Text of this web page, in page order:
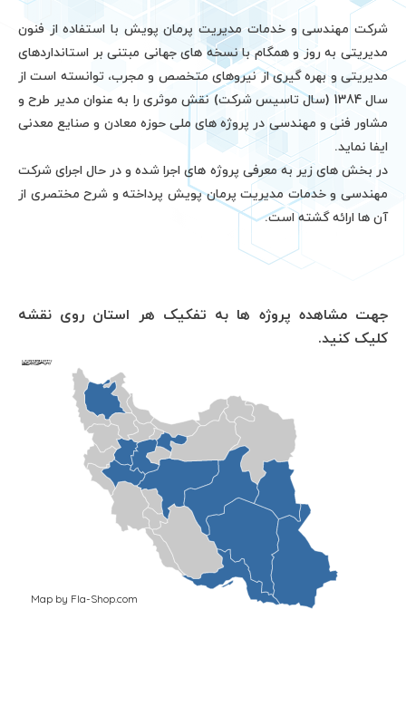
مهندسی و خدمات مدیریت پرمان پویش با استفاده از فنون
به روز و همگام با نسخه های جهانی مبتنی بر استانداردهای
و بهره گیری از نیروهای متخصص و مجرب، توانسته است از
سال 1384 (سال تاسیس شرکت) نقش موثری را به عنوان مدیر طرح و
فنی و مهندسی در پروژه های ملی حوزه معادن و صنایع معدنی
نماید.
های زیر به معرفی پروژه های اجرا شده و در حال اجرای شرکت
و خدمات مدیریت پرمان پویش پرداخته و شرح مختصری از
ارائه گشته است.
مشاهده پروژه ها به تفکیک هر استان روی نقشه
کنید.
البرز
البرز
اردبیل
اردبیل
بوشهر
بوشهر
چهار محال و بختیاری
چهار محال و بختیاری
آذربایجان شرقی
آذربایجان شرقی
اصفهان
اصفهان
فارس
فارس
گیلان
گیلان
گلستان
گلستان
همدان
همدان
هرمزگان
هرمزگان
کرمان
کرمان
کرمانشاه
کرمانشاه
خوزستان
خوزستان
کهکیلویه و بویراحمد
کهکیلویه و بویراحمد
کردستان
کردستان
لرستان
لرستان
مرکزی
مرکزی
مازندران
مازندران
خراسان شمالی
خراسان شمالی
قزوین
قزوین
خراسان رضوی
خراسان رضوی
سمنان
سمنان
سیستان و بلوچستان
سیستان و بلوچستان
خراسان جنوبی
خراسان جنوبی
تهران
تهران
آذربایجان غربی
آذربایجان غربی
زنجان
زنجان
Map by Fla-Shop.com